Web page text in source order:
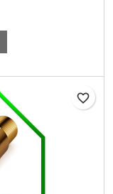
favorite_border